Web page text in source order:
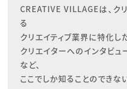
CREATIVE VILLAGEは、ク
る
クリエイティブ業界に特化し
クリエイターへのインタビュ
など、
ここでしか知ることのできな